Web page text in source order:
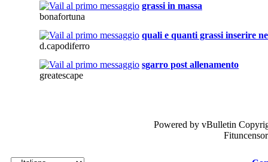
grassi in massa
bonafortuna
quali e quanti grassi inserire
d.capodiferro
sgarro post allenamento
greatescape
Powered by vBulletin